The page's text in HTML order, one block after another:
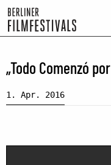
„Todo Comenzó
1. Apr. 2016